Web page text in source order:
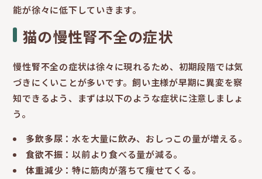
能が徐々に低下していきます。
猫の慢性腎不全の症状
慢性腎不全の症状は徐々に現れるため、初期段階では気
づきにくいことが多いです。飼い主様が早期に異変を察
知できるよう、まずは以下のような症状に注意しましょ
う。
多飲多尿 ：水を大量に飲み、おしっこの量が増える。
食欲不振 ：以前より食べる量が減る。
体重減少 ：特に筋肉が落ちて痩せてくる。